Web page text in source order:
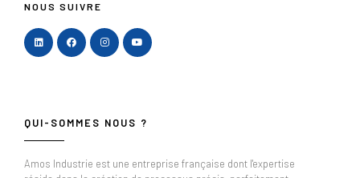
NOUS SUIVRE
QUI-SOMMES NOUS ?
Amos Industrie est une entreprise française dont l'expertise